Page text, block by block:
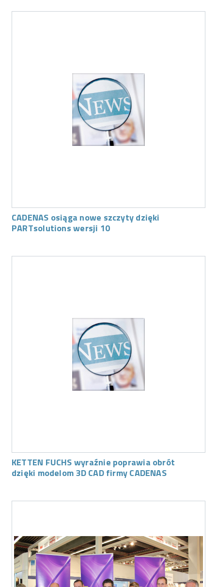
CADENAS osiąga nowe szczyty dzięki
PARTsolutions wersji 10
KETTEN FUCHS wyraźnie poprawia obrót
dzięki modelom 3D CAD firmy CADENAS